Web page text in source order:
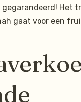
Het
gaat voor een